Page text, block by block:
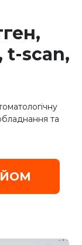
t-scan,
та